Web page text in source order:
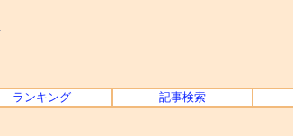
ランキング 記事検索